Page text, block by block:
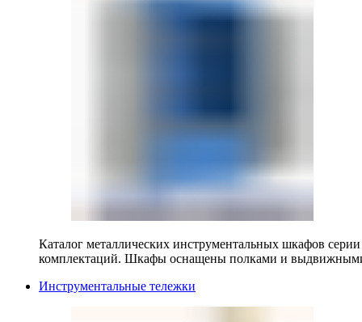
Каталог металлических инструментальных шкафов
комплектаций. Шкафы оснащены полками и
Инструментальные тележки